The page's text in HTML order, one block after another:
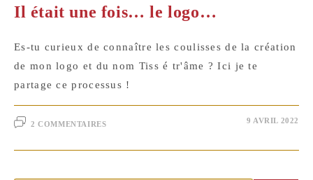
Il était une fois… le logo…
Es-tu curieux de connaître les coulisses de la création
de mon logo et du nom Tiss é tr'âme ? Ici je te
partage ce processus !
2 COMMENTAIRES 9 AVRIL 2022